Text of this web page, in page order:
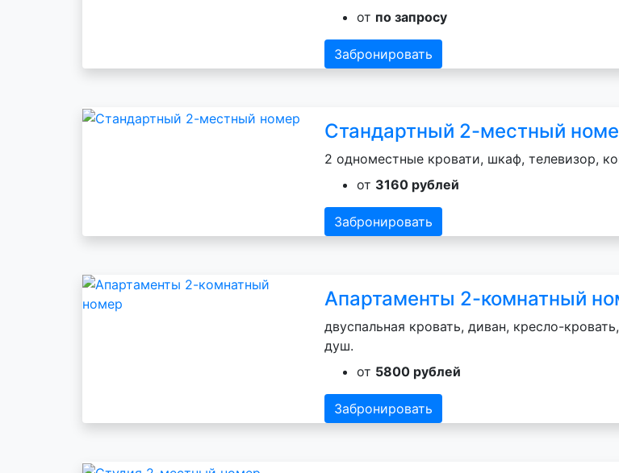
от по запросу
Забронировать
Стандартный 2-местный
2 одноместные кровати, шкаф, телевизор,
от 3160 рублей
Забронировать
Апартаменты 2-комнатный
двуспальная кровать, диван, кресло-
душ.
от 5800 рублей
Забронировать